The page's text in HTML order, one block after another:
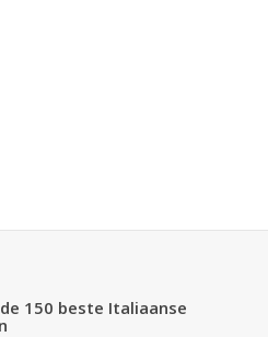
150 beste Italiaanse